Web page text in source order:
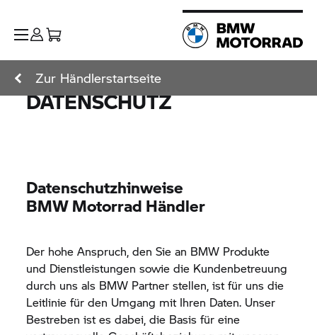
Zur Händlerstartseite
DATENSCHUTZ
Datenschutzhinweise
BMW Motorrad Händler
Der hohe Anspruch, den Sie an BMW Produkte
und Dienstleistungen sowie die Kundenbetreuung
durch uns als BMW Partner stellen, ist für uns die
Leitlinie für den Umgang mit Ihren Daten. Unser
Bestreben ist es dabei, die Basis für eine